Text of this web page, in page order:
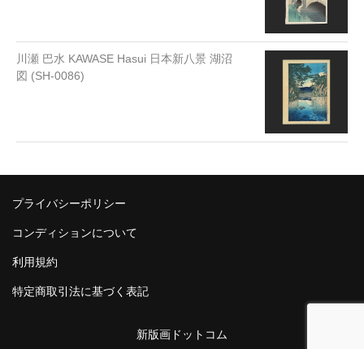
川瀬 巴水 KAWASE Hasui 日本新八景 湖沼
図 (SH-0086)
プライバシーポリシー
コンディションについて
利用規約
特定商取引法に基づく表記
新版画ドットコム